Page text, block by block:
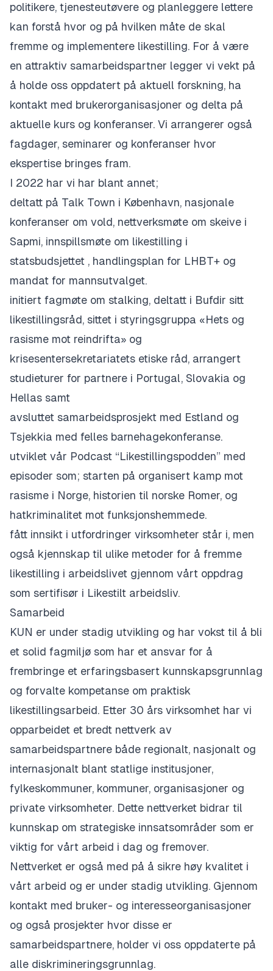
politikere, tjenesteutøvere og planleggere lettere
kan forstå hvor og på hvilken måte de skal
fremme og implementere likestilling. For å være
en attraktiv samarbeidspartner legger vi vekt på
å holde oss oppdatert på aktuell forskning, ha
kontakt med brukerorganisasjoner og delta på
aktuelle kurs og konferanser. Vi arrangerer også
fagdager, seminarer og konferanser hvor
ekspertise bringes fram.
I 2022 har vi har blant annet;
deltatt på Talk Town i København, nasjonale
konferanser om vold, nettverksmøte om skeive i
Sapmi, innspillsmøte om likestilling i
statsbudsjettet , handlingsplan for LHBT+ og
mandat for mannsutvalget.
initiert fagmøte om stalking, deltatt i Bufdir sitt
likestillingsråd, sittet i styringsgruppa «Hets og
rasisme mot reindrifta» og
krisesentersekretariatets etiske råd, arrangert
studieturer for partnere i Portugal, Slovakia og
Hellas samt
avsluttet samarbeidsprosjekt med Estland og
Tsjekkia med felles barnehagekonferanse.
utviklet vår Podcast “Likestillingspodden” med
episoder som; starten på organisert kamp mot
rasisme i Norge, historien til norske Romer, og
hatkriminalitet mot funksjonshemmede.
fått innsikt i utfordringer virksomheter står i, men
også kjennskap til ulike metoder for å fremme
likestilling i arbeidslivet gjennom vårt oppdrag
som sertifisør i Likestilt arbeidsliv.
Samarbeid
​KUN er under stadig utvikling og har vokst til å bli
et solid fagmiljø som har et ansvar for å
frembringe et erfaringsbasert kunnskapsgrunnlag
og forvalte kompetanse om praktisk
likestillingsarbeid. Etter 30 års virksomhet har vi
opparbeidet et bredt nettverk av
samarbeidspartnere både regionalt, nasjonalt og
internasjonalt blant statlige institusjoner,
fylkeskommuner, kommuner, organisasjoner og
private virksomheter. Dette nettverket bidrar til
kunnskap om strategiske innsatsområder som er
viktig for vårt arbeid i dag og fremover.
Nettverket er også med på å sikre høy kvalitet i
vårt arbeid og er under stadig utvikling. Gjennom
kontakt med bruker- og interesseorganisasjoner
og også prosjekter hvor disse er
samarbeidspartnere, holder vi oss oppdaterte på
alle diskrimineringsgrunnlag.